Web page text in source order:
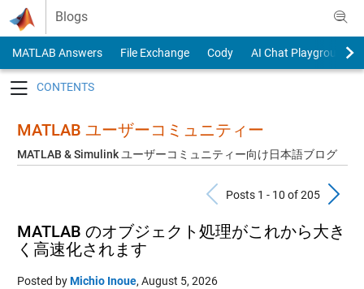
Skip to content
Blogs
MATLAB Answers File Exchange Cody
AI Chat Playground
MATLAB ユーザーコミュニティー
MATLAB & Simulink ユーザーコミュニティー向け日本語ブログ
Previous
Posts 1 - 10 of 205
MATLAB のオブジェクト処理がこれから大き
く高速化されます
Posted byMichio Inoue, August 5, 2026